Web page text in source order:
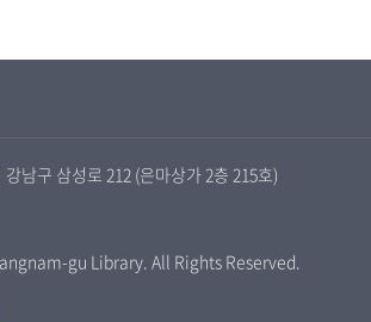
남구 삼성로 212 (은마상가 2층 215호)
gu Library. All Rights Reserved.